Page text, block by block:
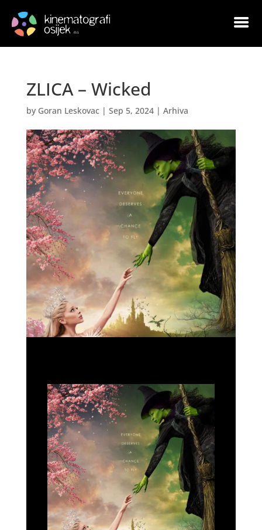
ZLICA – Wicked
by Goran Leskovac| Sep 5, 2024| Arhiva